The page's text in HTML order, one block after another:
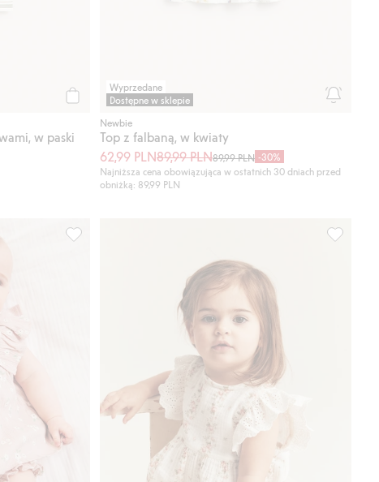
w paski
Wyprzedane
Dostępne w sklepie
Newbie
Top z falbaną, w kwiaty
62,99 PLN89,99 PLN89,99 PLN -30%
Najniższa cena obowiązująca w ostatnich 30 dniach przed
obniżką: 89,99 PLN
do listy ulubione